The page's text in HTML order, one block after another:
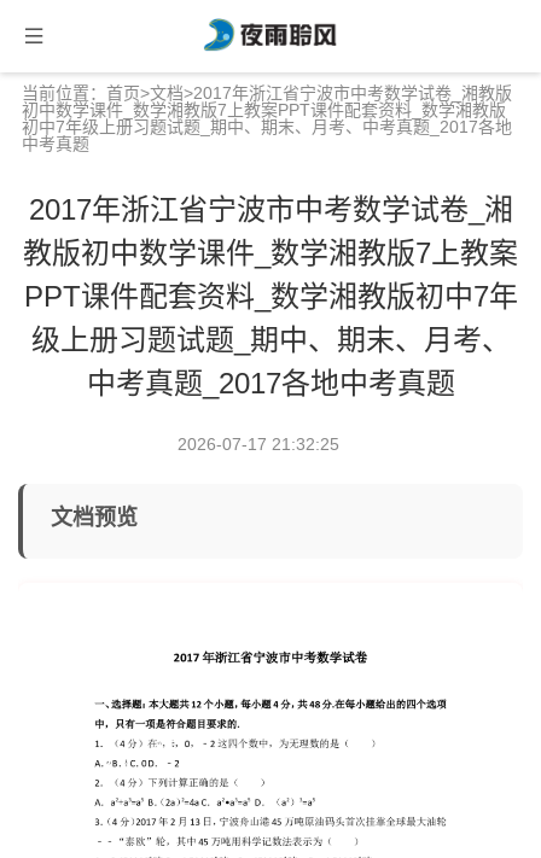
当前位置： 首页>文档>2017年浙江省宁波市中考数学试卷_湘教版
初中数学课件_数学湘教版7上教案PPT课件配套资料_数学湘教版
初中7年级上册习题试题_期中、期末、月考、中考真题_2017各地
中考真题
2017年浙江省宁波市中考数学试卷_湘
教版初中数学课件_数学湘教版7上教案
PPT课件配套资料_数学湘教版初中7年
级上册习题试题_期中、期末、月考、
中考真题_2017各地中考真题
2026-07-17 21:32:25
文档预览